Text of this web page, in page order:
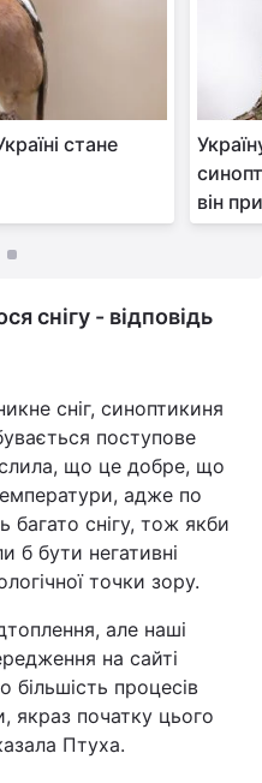
стане
він
снігу - відповідь
сніг, синоптикиня
поступове
що це добре, що
адже по
багато снігу, тож якби
б бути негативні
точки зору.
але наші
на сайті
більшість процесів
початку цього
Птуха.